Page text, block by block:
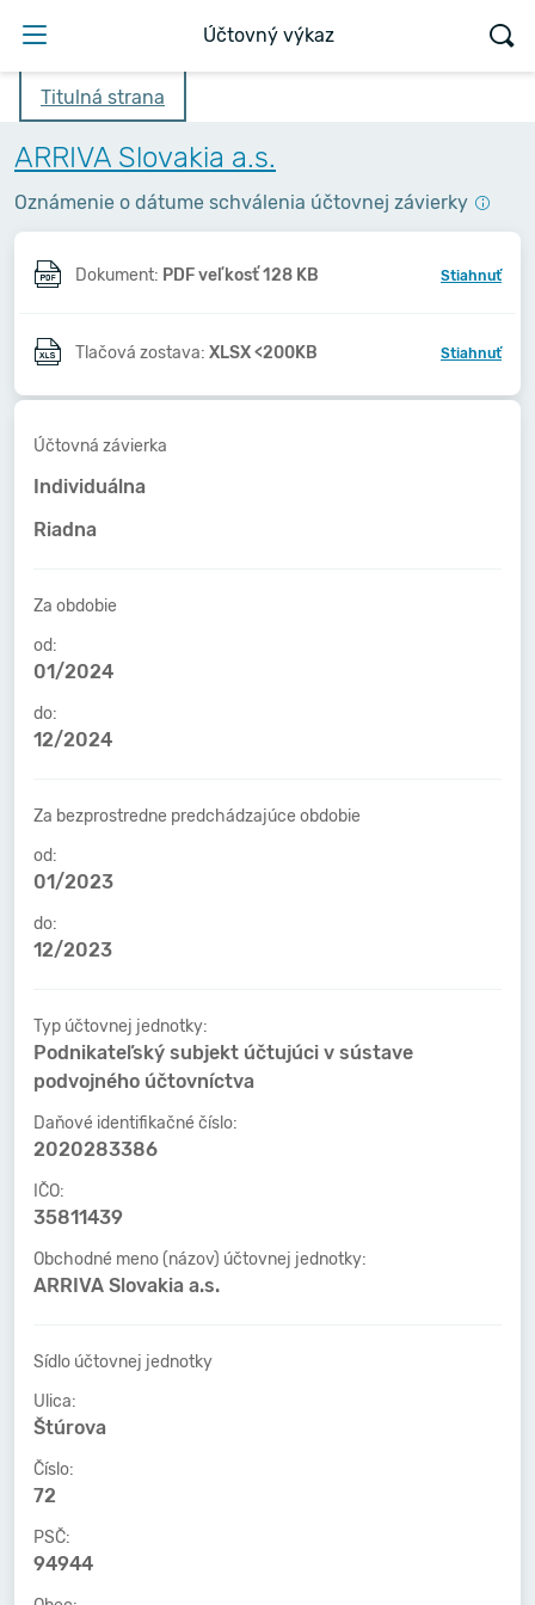
Účtovný výkaz
Titulná strana
ARRIVA Slovakia a.s.
Oznámenie o dátume schválenia účtovnej závierky
Dokument: PDF veľkosť 128 KB Stiahnuť
Tlačová zostava: XLSX <200KB Stiahnuť
Účtovná závierka
Individuálna
Riadna
Za obdobie
od:
01/2024
do:
12/2024
Za bezprostredne predchádzajúce obdobie
od:
01/2023
do:
12/2023
Typ účtovnej jednotky:
Podnikateľský subjekt účtujúci v sústave
podvojného účtovníctva
Daňové identifikačné číslo:
2020283386
IČO:
35811439
Obchodné meno (názov) účtovnej jednotky:
ARRIVA Slovakia a.s.
Sídlo účtovnej jednotky
Ulica:
Štúrova
Číslo:
72
PSČ:
94944